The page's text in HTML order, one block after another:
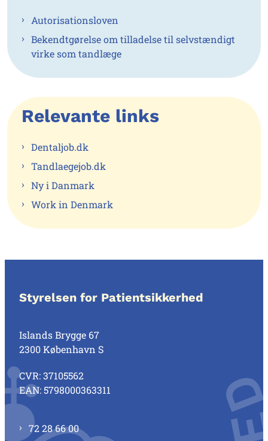
Autorisationsloven
Bekendtgørelse om tilladelse til selvstændigt
virke som tandlæge
Relevante links
Dentaljob.dk
Tandlaegejob.dk
Ny i Danmark
Work in Denmark
Styrelsen for Patientsikkerhed
Islands Brygge 67
2300 København S
CVR: 37105562
EAN: 5798000363311
72 28 66 00